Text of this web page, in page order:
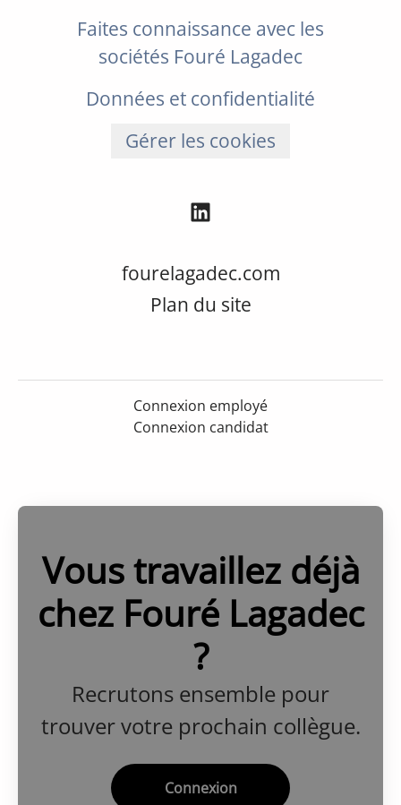
Faites connaissance avec les
sociétés Fouré Lagadec
Données et confidentialité
Gérer les cookies
fourelagadec.com
Plan du site
Connexion employé
Connexion candidat
Vous travaillez déjà
chez Fouré Lagadec
?
Recrutons ensemble pour
trouver votre prochain collègue.
Connexion